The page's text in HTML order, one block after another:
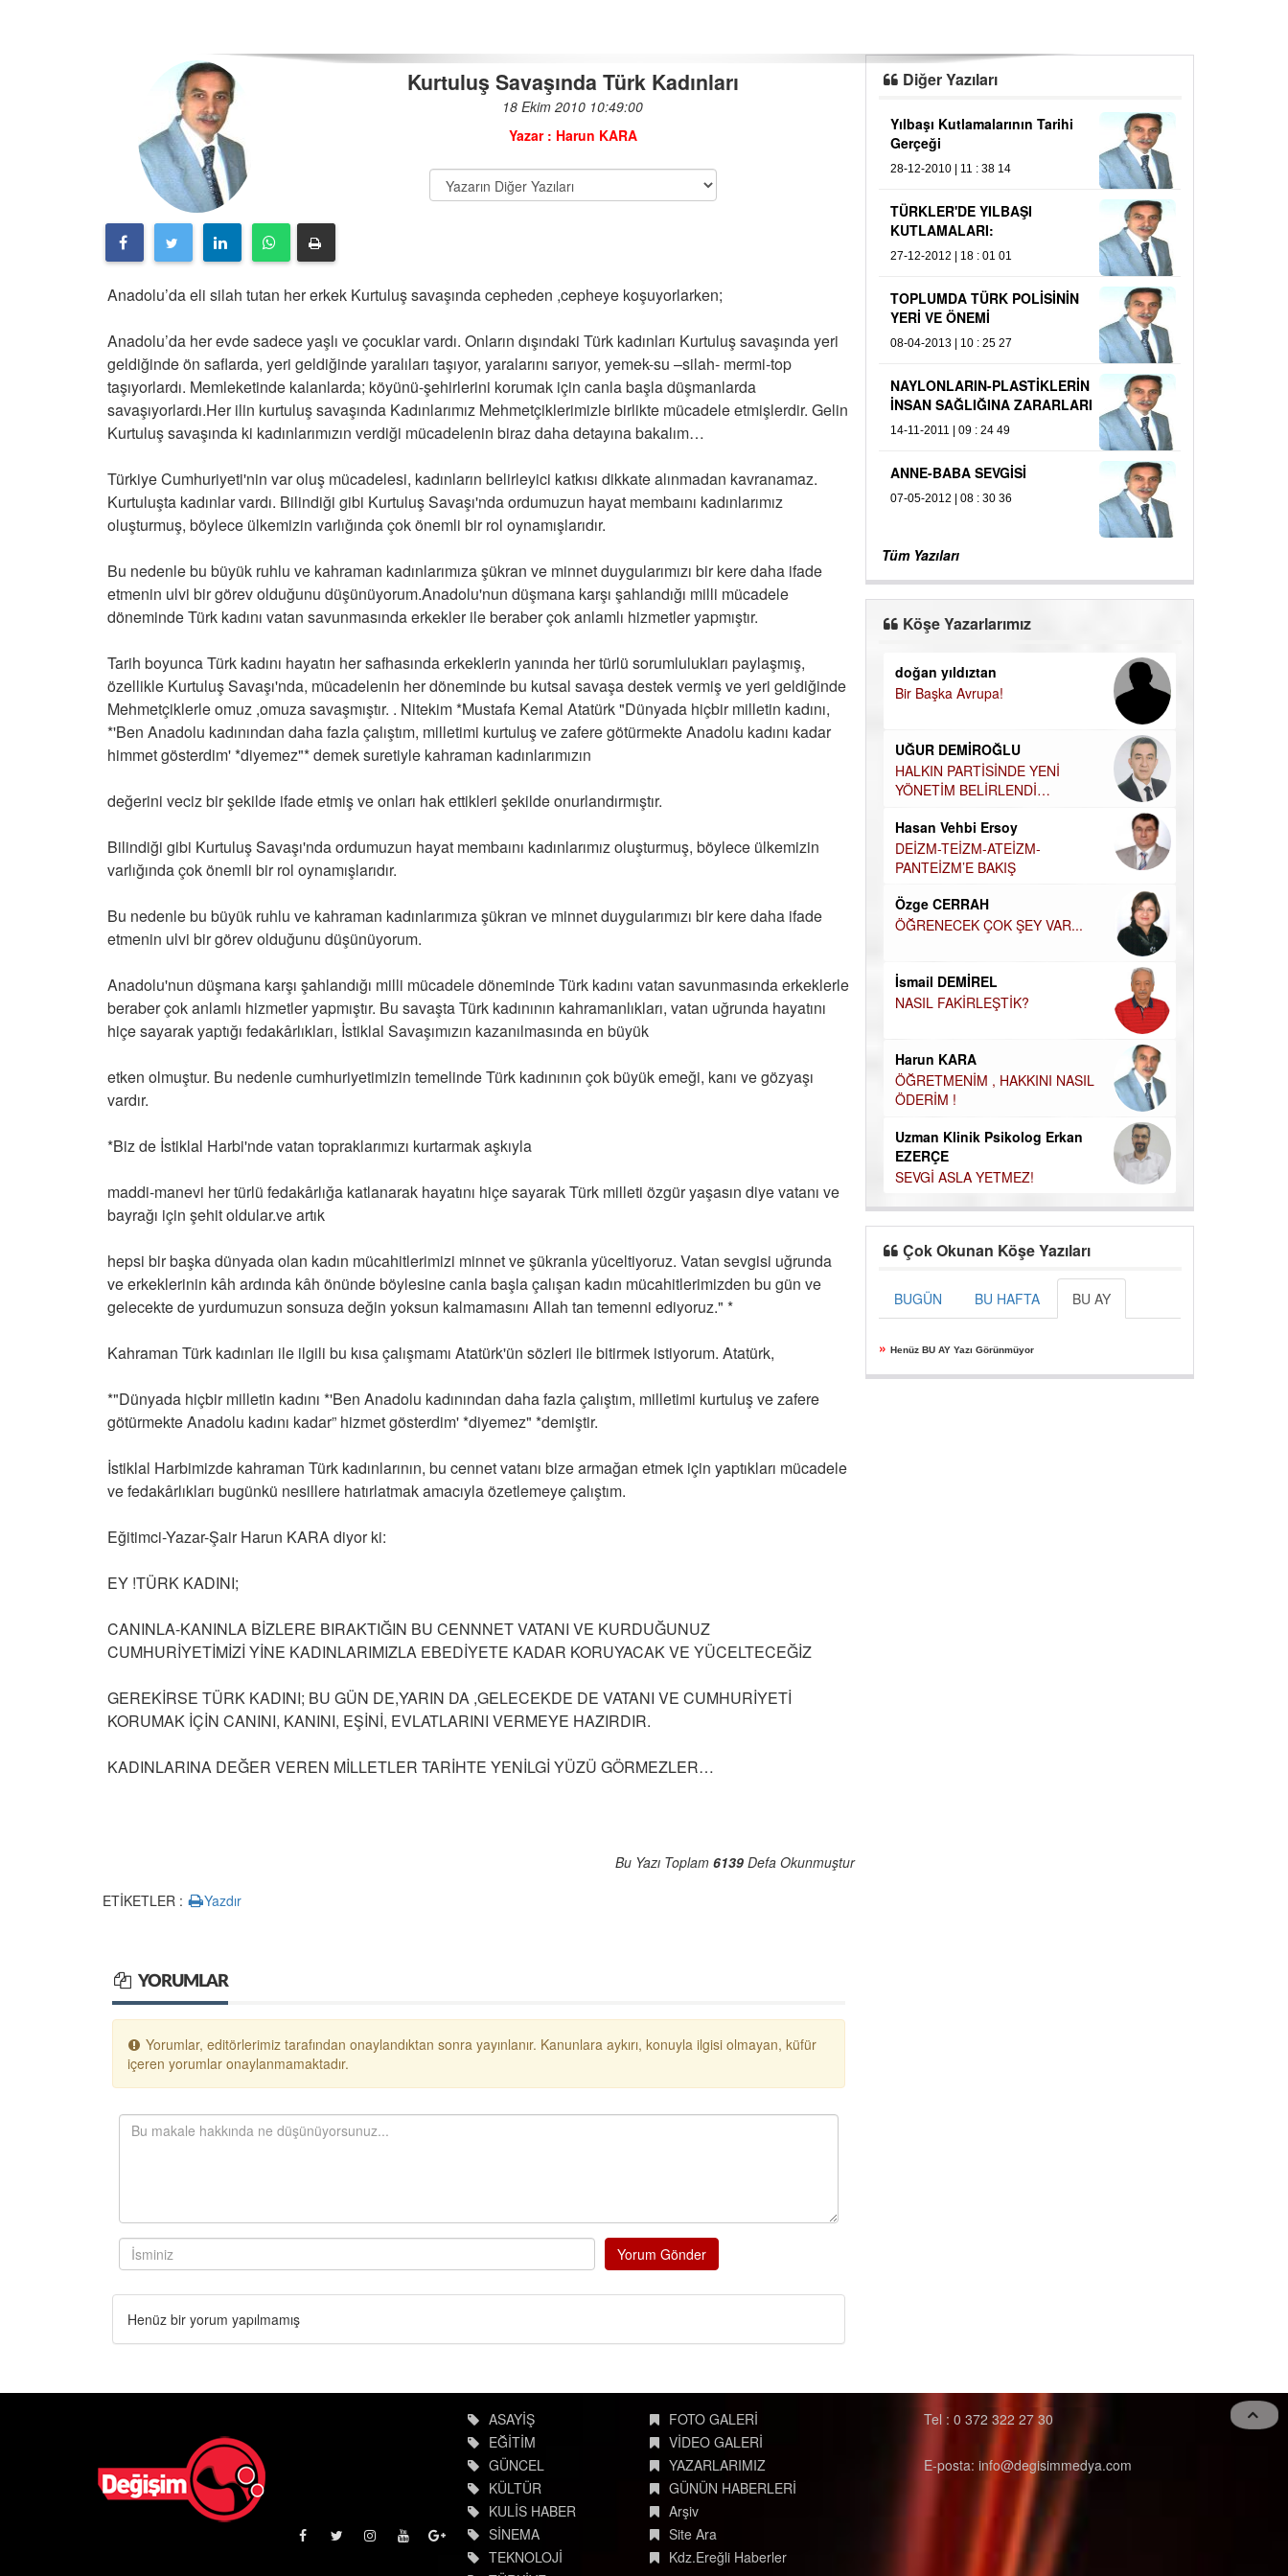
Kurtuluş Savaşında Türk Kadınları
18 Ekim 2010 10:49:00
Yazar : Harun KARA
Anadolu’da eli silah tutan her erkek Kurtuluş savaşında cepheden ,cepheye koşuyorlarken;
Anadolu’da her evde sadece yaşlı ve çocuklar vardı. Onların dışındaki Türk kadınları Kurtuluş savaşında yeri
geldiğinde ön saflarda, yeri geldiğinde yaralıları taşıyor, yaralarını sarıyor, yemek-su –silah- mermi-top
taşıyorlardı. Memleketinde kalanlarda; köyünü-şehirlerini korumak için canla başla düşmanlarda
savaşıyorlardı.Her ilin kurtuluş savaşında Kadınlarımız Mehmetçiklerimizle birlikte mücadele etmişlerdir. Gelin
Kurtuluş savaşında ki kadınlarımızın verdiği mücadelenin biraz daha detayına bakalım…
Türkiye Cumhuriyeti'nin var oluş mücadelesi, kadınların belirleyici katkısı dikkate alınmadan kavranamaz.
Kurtuluşta kadınlar vardı. Bilindiği gibi Kurtuluş Savaşı'nda ordumuzun hayat membaını kadınlarımız
oluşturmuş, böylece ülkemizin varlığında çok önemli bir rol oynamışlarıdır.
Bu nedenle bu büyük ruhlu ve kahraman kadınlarımıza şükran ve minnet duygularımızı bir kere daha ifade
etmenin ulvi bir görev olduğunu düşünüyorum.Anadolu'nun düşmana karşı şahlandığı milli mücadele
döneminde Türk kadını vatan savunmasında erkekler ile beraber çok anlamlı hizmetler yapmıştır.
Tarih boyunca Türk kadını hayatın her safhasında erkeklerin yanında her türlü sorumlulukları paylaşmış,
özellikle Kurtuluş Savaşı'nda, mücadelenin her döneminde bu kutsal savaşa destek vermiş ve yeri geldiğinde
Mehmetçiklerle omuz ,omuza savaşmıştır. . Nitekim *Mustafa Kemal Atatürk "Dünyada hiçbir milletin kadını,
*'Ben Anadolu kadınından daha fazla çalıştım, milletimi kurtuluş ve zafere götürmekte Anadolu kadını kadar
himmet gösterdim' *diyemez"* demek suretiyle kahraman kadınlarımızın
değerini veciz bir şekilde ifade etmiş ve onları hak ettikleri şekilde onurlandırmıştır.
Bilindiği gibi Kurtuluş Savaşı'nda ordumuzun hayat membaını kadınlarımız oluşturmuş, böylece ülkemizin
varlığında çok önemli bir rol oynamışlarıdır.
Bu nedenle bu büyük ruhlu ve kahraman kadınlarımıza şükran ve minnet duygularımızı bir kere daha ifade
etmenin ulvi bir görev olduğunu düşünüyorum.
Anadolu'nun düşmana karşı şahlandığı milli mücadele döneminde Türk kadını vatan savunmasında erkeklerle
beraber çok anlamlı hizmetler yapmıştır. Bu savaşta Türk kadınının kahramanlıkları, vatan uğrunda hayatını
hiçe sayarak yaptığı fedakârlıkları, İstiklal Savaşımızın kazanılmasında en büyük
etken olmuştur. Bu nedenle cumhuriyetimizin temelinde Türk kadınının çok büyük emeği, kanı ve gözyaşı
vardır.
*Biz de İstiklal Harbi'nde vatan topraklarımızı kurtarmak aşkıyla
maddi-manevi her türlü fedakârlığa katlanarak hayatını hiçe sayarak Türk milleti özgür yaşasın diye vatanı ve
bayrağı için şehit oldular.ve artık
hepsi bir başka dünyada olan kadın mücahitlerimizi minnet ve şükranla yüceltiyoruz. Vatan sevgisi uğrunda
ve erkeklerinin kâh ardında kâh önünde böylesine canla başla çalışan kadın mücahitlerimizden bu gün ve
gelecekte de yurdumuzun sonsuza değin yoksun kalmamasını Allah tan temenni ediyoruz." *
Kahraman Türk kadınları ile ilgili bu kısa çalışmamı Atatürk'ün sözleri ile bitirmek istiyorum. Atatürk,
*"Dünyada hiçbir milletin kadını *'Ben Anadolu kadınından daha fazla çalıştım, milletimi kurtuluş ve zafere
götürmekte Anadolu kadını kadar” hizmet gösterdim' *diyemez" *demiştir.
İstiklal Harbimizde kahraman Türk kadınlarının, bu cennet vatanı bize armağan etmek için yaptıkları mücadele
ve fedakârlıkları bugünkü nesillere hatırlatmak amacıyla özetlemeye çalıştım.
Eğitimci-Yazar-Şair Harun KARA diyor ki:
EY !TÜRK KADINI;
CANINLA-KANINLA BİZLERE BIRAKTIĞIN BU CENNNET VATANI VE KURDUĞUNUZ
CUMHURİYETİMİZİ YİNE KADINLARIMIZLA EBEDİYETE KADAR KORUYACAK VE YÜCELTECEĞİZ
GEREKİRSE TÜRK KADINI; BU GÜN DE,YARIN DA ,GELECEKDE DE VATANI VE CUMHURİYETİ
KORUMAK İÇİN CANINI, KANINI, EŞİNİ, EVLATLARINI VERMEYE HAZIRDIR.
KADINLARINA DEĞER VEREN MİLLETLER TARİHTE YENİLGİ YÜZÜ GÖRMEZLER…
Bu Yazı Toplam 6139 Defa Okunmuştur
ETİKETLER :
Yazdır
YORUMLAR
Yorumlar, editörlerimiz tarafından onaylandıktan sonra yayınlanır. Kanunlara aykırı, konuyla ilgisi olmayan, küfür
içeren yorumlar onaylanmamaktadır.
Yorum Gönder
Henüz bir yorum yapılmamış
Diğer Yazıları
30 Ağustos ZAFER BAYRAMI
26-08-2017 | 13 : 40 23
ÖĞRETMENİM , HAKKINI
NASIL ÖDERİM !
23-11-2018 | 17 : 05 03
Atatürke Atılan Çirkin İftiralar
03-11-2010 | 09 : 35 00
Yılbaşı Kutlamalarının Tarihi
Gerçeği
28-12-2010 | 11 : 38 14
TÜRKLER'DE YILBAŞI
KUTLAMALARI:
27-12-2012 | 18 : 01 01
TOPLUMDA TÜRK POLİSİNİN
YERİ VE ÖNEMİ
08-04-2013 | 10 : 25 27
NAYLONLARIN-PLASTİKLERİN
İNSAN SAĞLIĞINA ZARARLARI
14-11-2011 | 09 : 24 49
ANNE-BABA SEVGİSİ
07-05-2012 | 08 : 30 36
Tüm Yazıları
Köşe Yazarlarımız
Semih ÇOLAK
SEÇMEN NE DEDİ?
Op. Dr. Erol GÜNEN
“Aman doktor, yaman doktor.
Derdime bir çare!” – 2-
KİLO KONTROLÜNDE KİLİT
Temiz enerji ve gelecek
mücadelesi
“Bu bir suç duyurusudur”
doğan yıldıztan
Bir Başka Avrupa!
UĞUR DEMİROĞLU
HALKIN PARTİSİNDE YENİ
YÖNETİM BELİRLENDİ…
Hasan Vehbi Ersoy
DEİZM-TEİZM-ATEİZM-
PANTEİZM’E BAKIŞ
Özge CERRAH
ÖĞRENECEK ÇOK ŞEY VAR...
İsmail DEMİREL
NASIL FAKİRLEŞTİK?
Harun KARA
ÖĞRETMENİM , HAKKINI NASIL
ÖDERİM !
Uzman Klinik Psikolog Erkan
EZERÇE
SEVGİ ASLA YETMEZ!
Çok Okunan Köşe Yazıları
BUGÜN BU HAFTA BU AY
» Henüz BU AY Yazı Görünmüyor
ASAYİŞ
EĞİTİM
GÜNCEL
KÜLTÜR
KULİS HABER
SİNEMA
TEKNOLOJİ
FOTO GALERİ
VİDEO GALERİ
YAZARLARIMIZ
GÜNÜN HABERLERİ
Arşiv
Site Ara
Kdz.Ereğli Haberler
Tel : 0 372 322 27 30
E-posta: info@degisimmedya.com